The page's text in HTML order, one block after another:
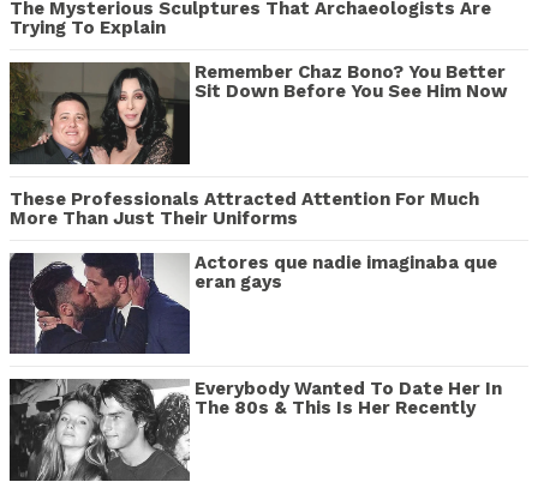
The Mysterious Sculptures That Archaeologists Are
Trying To Explain
Remember Chaz Bono? You Better
Sit Down Before You See Him Now
These Professionals Attracted Attention For Much
More Than Just Their Uniforms
Actores que nadie imaginaba que
eran gays
Everybody Wanted To Date Her In
The 80s & This Is Her Recently